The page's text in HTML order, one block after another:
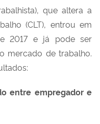
que altera a
(CLT), entrou em
2017 e já pode ser
mercado de trabalho.
entre empregador e